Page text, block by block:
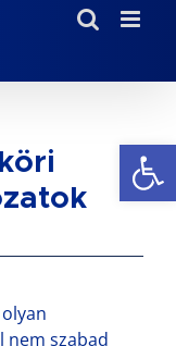
nem szabad